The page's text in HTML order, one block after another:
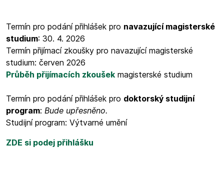
Termín pro podání přihlášek pro navazující magisterské
studium: 30. 4. 2026
Termín přijímací zkoušky pro navazující magisterské
studium: červen 2026
Průběh přijímacích zkoušek magisterské studium
Termín pro podání přihlášek pro doktorský studijní
program: Bude upřesněno.
Studijní program: Výtvarné umění
ZDE si podej přihlášku